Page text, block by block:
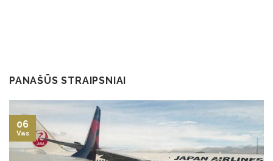
PANAŠŪS STRAIPSNIAI
06
Vas